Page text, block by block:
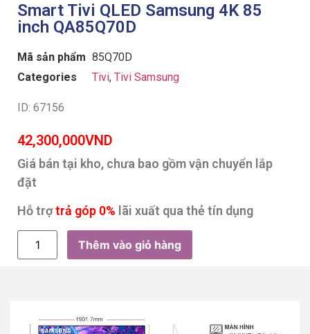
Smart Tivi QLED Samsung 4K 85
inch QA85Q70D
Mã sản phẩm 85Q70D
Categories
Tivi, Tivi Samsung
ID: 67156
42,300,000VND
Giá bán tại kho, chưa bao gồm vận chuyển lắp
đặt
Hỗ trợtrả góp 0% lãi xuất qua thẻ tín dụng
Thêm vào giỏ hàng